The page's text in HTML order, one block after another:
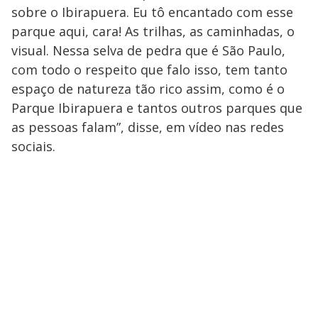
sobre o Ibirapuera. Eu tô encantado com esse
parque aqui, cara! As trilhas, as caminhadas, o
visual. Nessa selva de pedra que é São Paulo,
com todo o respeito que falo isso, tem tanto
espaço de natureza tão rico assim, como é o
Parque Ibirapuera e tantos outros parques que
as pessoas falam”, disse, em vídeo nas redes
sociais.